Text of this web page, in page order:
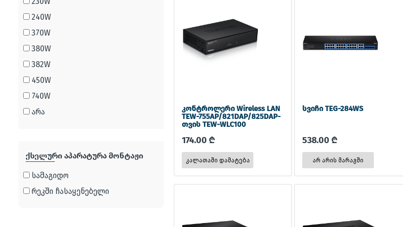
240W
370W
380W
382W
450W
740W
არა
ქსელური აპარატურა მონტაჟი
სამაგიდო
რეკში ჩასაყენებელი
კონტროლერი Wireless LAN
TEW-755AP/821DAP/825DAP-
თვის TEW-WLC100
174.00 ₾
სვიჩი TEG-284WS
538.00 ₾
არ არის მარაგში